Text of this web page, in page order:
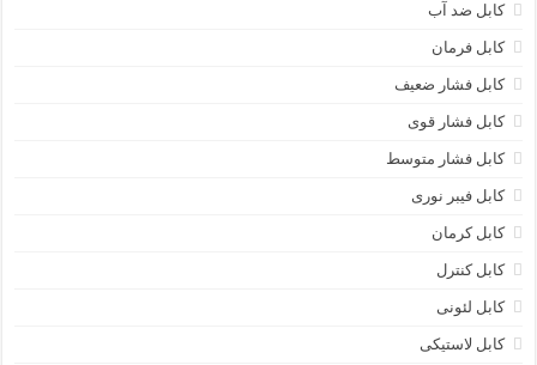
کابل ضد آب
کابل فرمان
کابل فشار ضعیف
کابل فشار قوی
کابل فشار متوسط
کابل فیبر نوری
کابل کرمان
کابل کنترل
کابل لئونی
کابل لاستیکی